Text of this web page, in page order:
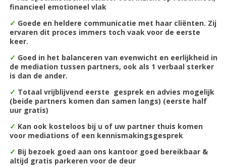
financieel emotioneel vlak
✓ Goede en heldere communicatie met haar cliënten. Zij
ervaren dit proces immers toch vaak voor de eerste
keer.
✓ Goed in het balanceren van evenwicht en eerlijkheid in
de mediation tussen partners, ook als 1 verbaal sterker
is dan de ander.
✓ Totaal vrijblijvend eerste gesprek en advies mogelijk
(beide partners komen dan samen langs) (eerste half
uur gratis)
✓ Kan ook kosteloos bij u of uw partner thuis komen
voor mediations of een kennismakingsgesprek
✓ Bij bezoek goed aan ons kantoor goed bereikbaar &
altijd gratis parkeren voor de deur